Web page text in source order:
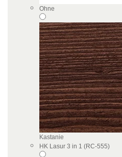
Ohne
Kastanie
HK Lasur 3 in 1 (RC-555)